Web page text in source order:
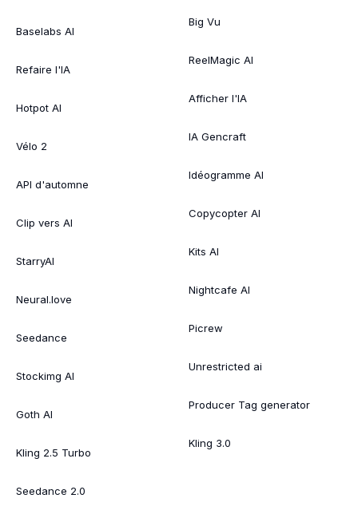
Baselabs AI
Refaire l'IA
Hotpot AI
Vélo 2
API d'automne
Clip vers AI
StarryAI
Neural.love
Seedance
Stockimg AI
Goth AI
Kling 2.5 Turbo
Seedance 2.0
Big Vu
ReelMagic AI
Afficher l'IA
IA Gencraft
Idéogramme AI
Copycopter AI
Kits AI
Nightcafe AI
Picrew
Unrestricted ai
Producer Tag generator
Kling 3.0